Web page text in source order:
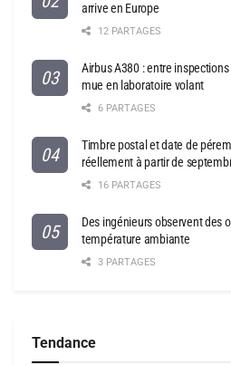
arrive en Europe
12 PARTAGES
Airbus A380 : entre
mue en laboratoire volant
6 PARTAGES
Timbre postal et date de
réellement à partir de
16 PARTAGES
Des ingénieurs observent des
température ambiante
3 PARTAGES
Tendance